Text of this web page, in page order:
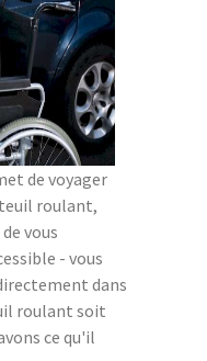
de voyager
roulant,
vous
- vous
dans
roulant soit
ce qu'il